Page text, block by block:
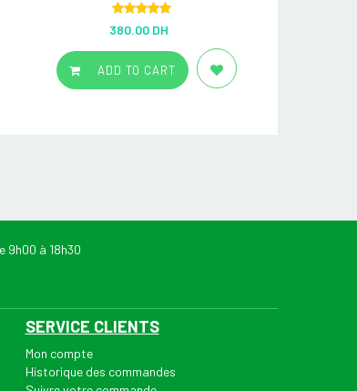
Rated 5.00
out of 5
380.00 DH
ADD TO CART
9h00 à 18h30
SERVICE CLIENTS
Mon compte
Historique des commandes